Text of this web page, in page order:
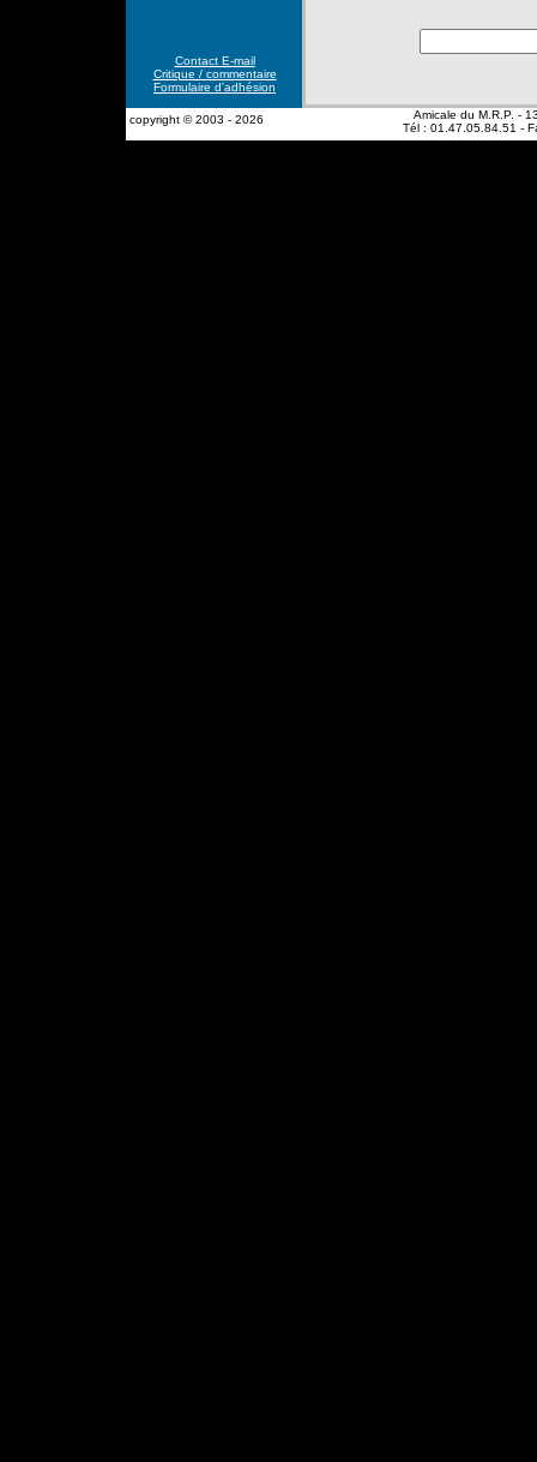
Contact E-mail
Critique / commentaire
Formulaire d'adhésion
copyright © 2003 - 2026
Amicale du M.R.P. -
Tél : 01.47.05.84.51 -